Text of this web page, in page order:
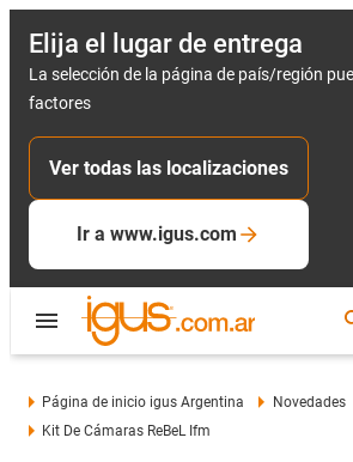
Elija el lugar de entrega
La selección de la página de país/región
factores
Ver todas las localizaciones
Ir a www.igus.com
Página de inicio igus Argentina
Novedades
Kit De Cámaras ReBeL Ifm